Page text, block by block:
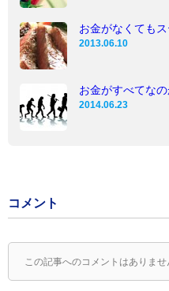
お金がなくても
2013.06.10
お金がすべてな
2014.06.23
コメント
この記事へのコメントはありませ